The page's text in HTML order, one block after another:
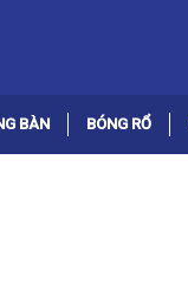
BÀN BÓNG RỔ